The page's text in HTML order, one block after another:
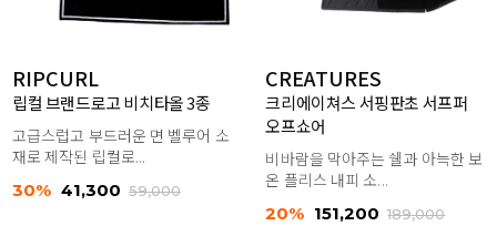
RIPCURL
립컬 브랜드로고 비치타올 3종
고급스럽고 부드러운 면 벨루어 소
재로 제작된 립컬로...
30% 41,300 59,000
CREATURES
크리에이쳐스 서핑판초 서프퍼
오프쇼어
비바람을 막아주는 쉘과 아늑한 보
온 플리스 내피 소...
20% 151,200 189,000